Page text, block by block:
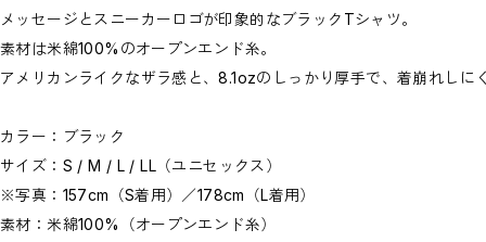
メッセージとスニーカーロゴが印象的なブラックTシャツ。
素材は米綿100%のオープンエンド糸。
アメリカンライクなザラ感と、8.1ozのしっかり厚手で、着崩れしに
カラー：ブラック
サイズ：S / M / L / LL（ユニセックス）
※写真：157cm（S着用）／178cm（L着用）
素材：米綿100%（オープンエンド糸）